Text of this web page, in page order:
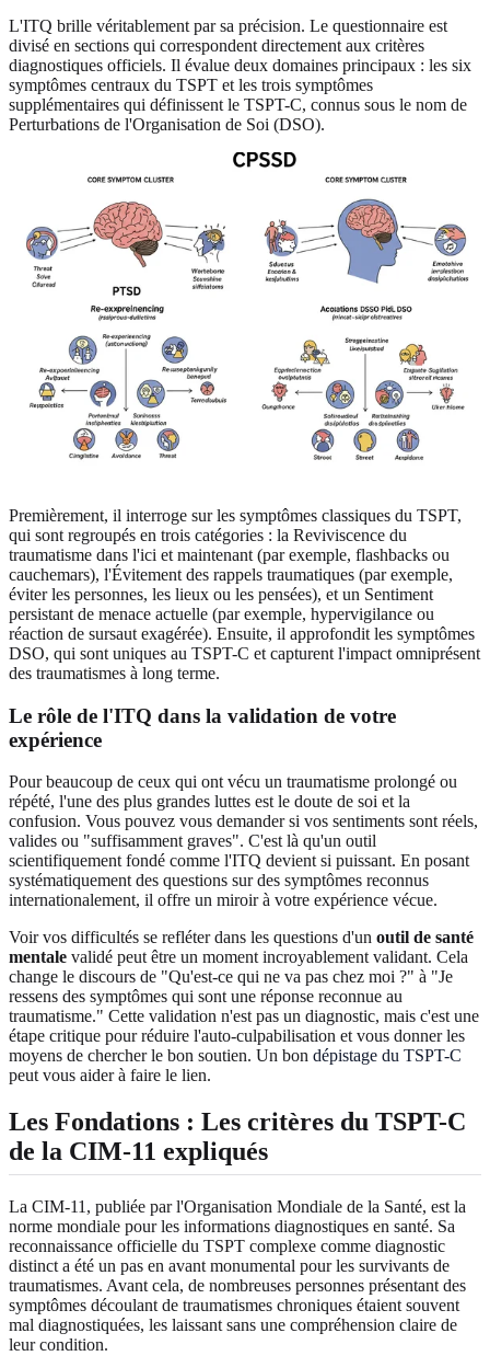
L'ITQ brille véritablement par sa précision. Le questionnaire est
divisé en sections qui correspondent directement aux critères
diagnostiques officiels. Il évalue deux domaines principaux : les six
symptômes centraux du TSPT et les trois symptômes
supplémentaires qui définissent le TSPT-C, connus sous le nom de
Perturbations de l'Organisation de Soi (DSO).
Premièrement, il interroge sur les symptômes classiques du TSPT,
qui sont regroupés en trois catégories : la Reviviscence du
traumatisme dans l'ici et maintenant (par exemple, flashbacks ou
cauchemars), l'Évitement des rappels traumatiques (par exemple,
éviter les personnes, les lieux ou les pensées), et un Sentiment
persistant de menace actuelle (par exemple, hypervigilance ou
réaction de sursaut exagérée). Ensuite, il approfondit les symptômes
DSO, qui sont uniques au TSPT-C et capturent l'impact omniprésent
des traumatismes à long terme.
Le rôle de l'ITQ dans la validation de votre
expérience
Pour beaucoup de ceux qui ont vécu un traumatisme prolongé ou
répété, l'une des plus grandes luttes est le doute de soi et la
confusion. Vous pouvez vous demander si vos sentiments sont réels,
valides ou "suffisamment graves". C'est là qu'un outil
scientifiquement fondé comme l'ITQ devient si puissant. En posant
systématiquement des questions sur des symptômes reconnus
internationalement, il offre un miroir à votre expérience vécue.
Voir vos difficultés se refléter dans les questions d'un outil de santé
mentale validé peut être un moment incroyablement validant. Cela
change le discours de "Qu'est-ce qui ne va pas chez moi ?" à "Je
ressens des symptômes qui sont une réponse reconnue au
traumatisme." Cette validation n'est pas un diagnostic, mais c'est une
étape critique pour réduire l'auto-culpabilisation et vous donner les
moyens de chercher le bon soutien. Un bon dépistage du TSPT-C
peut vous aider à faire le lien.
Les Fondations : Les critères du TSPT-C
de la CIM-11 expliqués
La CIM-11, publiée par l'Organisation Mondiale de la Santé, est la
norme mondiale pour les informations diagnostiques en santé. Sa
reconnaissance officielle du TSPT complexe comme diagnostic
distinct a été un pas en avant monumental pour les survivants de
traumatismes. Avant cela, de nombreuses personnes présentant des
symptômes découlant de traumatismes chroniques étaient souvent
mal diagnostiquées, les laissant sans une compréhension claire de
leur condition.